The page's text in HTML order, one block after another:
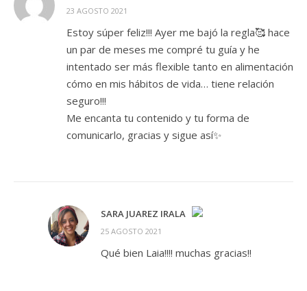
23 AGOSTO 2021
Estoy súper feliz!!! Ayer me bajó la regla🥰 hace
un par de meses me compré tu guía y he
intentado ser más flexible tanto en alimentación
cómo en mis hábitos de vida… tiene relación
seguro!!!
Me encanta tu contenido y tu forma de
comunicarlo, gracias y sigue así✨
SARA JUAREZ IRALA
¡LA INSIGNIA DE LA «PERSONA REAL»!
ANTI-SPAM BY CLEANTALK
25 AGOSTO 2021
Qué bien Laia!!!! muchas gracias!!